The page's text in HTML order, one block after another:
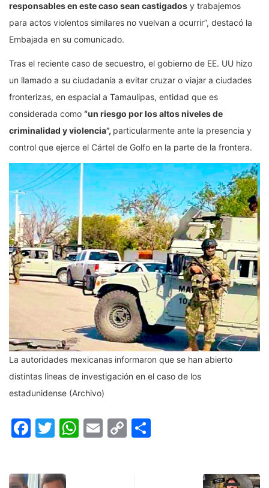
responsables en este caso sean castigados y trabajemos
para actos violentos similares no vuelvan a ocurrir”, destacó la
Embajada en su comunicado.
Tras el reciente caso de secuestro, el gobierno de EE. UU hizo
un llamado a su ciudadanía a evitar cruzar o viajar a ciudades
fronterizas, en espacial a Tamaulipas, entidad que es
considerada como “un riesgo por los altos niveles de
criminalidad y violencia”, particularmente ante la presencia y
control que ejerce el Cártel de Golfo en la parte de la frontera.
La autoridades mexicanas informaron que se han abierto
distintas líneas de investigación en el caso de los
estadunidense (Archivo)
Facebook
Twitter
WhatsApp
Email
Copy